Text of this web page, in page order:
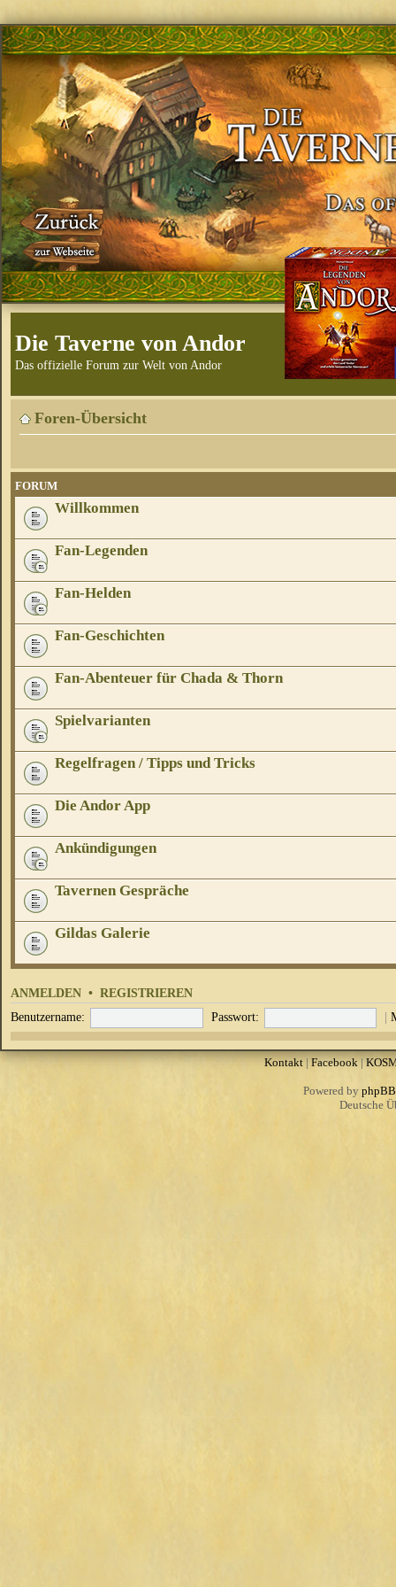
Die Taverne von Andor
Das offizielle Forum zur Welt von Andor
Foren-Übersicht
FORUM
Willkommen
Fan-Legenden
Fan-Helden
Fan-Geschichten
Fan-Abenteuer für Chada & Thorn
Spielvarianten
Regelfragen / Tipps und Tricks
Die Andor App
Ankündigungen
Tavernen Gespräche
Gildas Galerie
ANMELDEN • REGISTRIEREN
Benutzername: Passwort: |
Kontakt| Facebook|
Powered by phpBB
Deutsche